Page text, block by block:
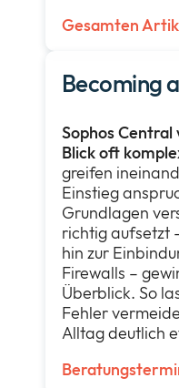
Gesamten
Becoming
Sophos
Blick oft
greifen
Einstieg
Grundlagen
richtig aufsetzt
hin zur
Firewalls –
Überblick. So
Fehler
Alltag deutlich